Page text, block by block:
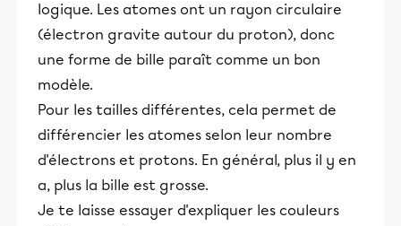
logique. Les atomes ont un rayon circulaire
(électron gravite autour du proton), donc
une forme de bille paraît comme un bon
modèle.
Pour les tailles différentes, cela permet de
différencier les atomes selon leur nombre
d'électrons et protons. En général, plus il y en
a, plus la bille est grosse.
Je te laisse essayer d'expliquer les couleurs